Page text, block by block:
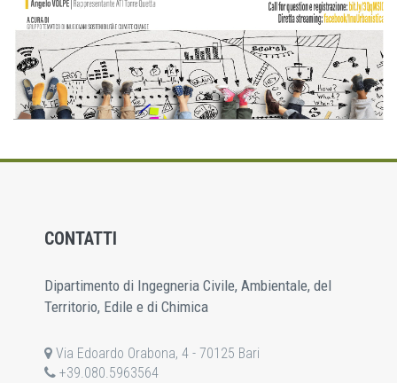
CONTATTI
Dipartimento di Ingegneria Civile, Ambientale, del
Territorio, Edile e di Chimica
Via Edoardo Orabona, 4 - 70125 Bari
+39.080.5963564